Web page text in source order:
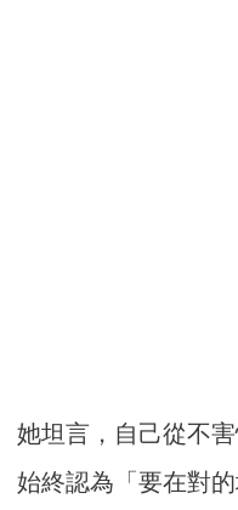
她坦言，自己從不
始終認為「要在對